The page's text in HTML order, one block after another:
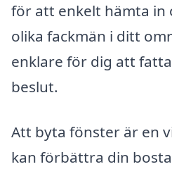
för att enkelt hämta
olika fackmän i ditt
enklare för dig att
beslut.
Att byta fönster är en
kan förbättra din